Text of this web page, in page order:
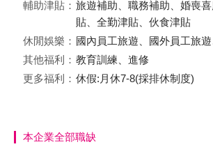
輔助津貼： 旅遊補助、職務補助、婚喪
貼、全勤津貼、伙食津貼
休閒娛樂： 國內員工旅遊、國外員工旅
其他福利： 教育訓練、進修
更多福利： 休假:月休7-8(採排休制度)
本企業全部職缺